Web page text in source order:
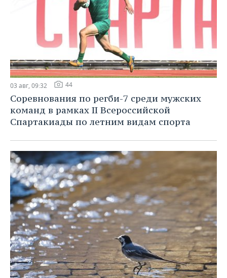
03 авг, 09:32 44
Соревнования по регби-7 среди мужских
команд в рамках II Всероссийской
Спартакиады по летним видам спорта